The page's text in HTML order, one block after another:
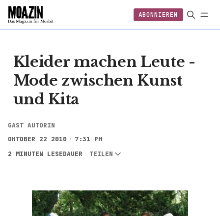
ABONNIEREN
EINLOGGEN
ABONNIEREN FOLGEN
Kleider machen Leute -
Mode zwischen Kunst
und Kita
GAST AUTORIN
OKTOBER 22 2010
7:31 PM
2 MINUTEN LESEDAUER
TEILEN